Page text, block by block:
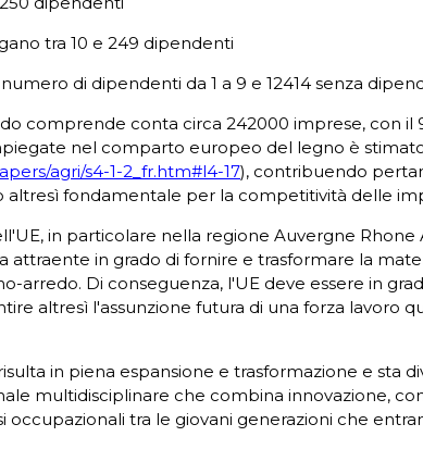
tra 10 e 249 dipendenti
di dipendenti da 1 a 9 e 12414 senza
comprende conta circa 242000 imprese, con il
nel comparto europeo del legno è
agri/s4-1-2_fr.htm#l4-17), contribuendo
altresì fondamentale per la competitività delle
in particolare nella regione Auvergne
attraente in grado di fornire e trasformare la
arredo. Di conseguenza, l'UE deve essere in
altresì l'assunzione futura di una forza lavoro
in piena espansione e trasformazione e sta
multidisciplinare che combina innovazione,
tra le giovani generazioni che